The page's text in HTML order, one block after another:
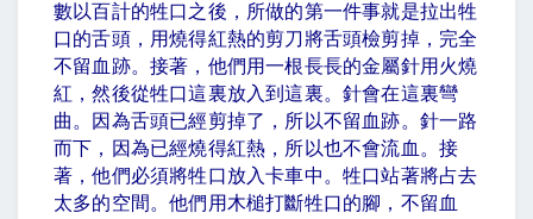
數以百計的牲口之後，所做的第一件事就是拉出牲
口的舌頭，用燒得紅熱的剪刀將舌頭檢剪掉，完全
不留血跡。接著，他們用一根長長的金屬針用火燒
紅，然後從牲口這裏放入到這裏。針會在這裏彎
曲。因為舌頭已經剪掉了，所以不留血跡。針一路
而下，因為已經燒得紅熱，所以也不會流血。接
著，他們必須將牲口放入卡車中。牲口站著將占去
太多的空間。他們用木槌打斷牲口的腳，不留血